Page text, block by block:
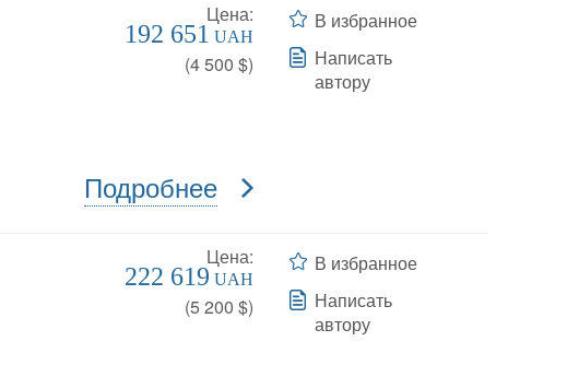
Цена:
192 651 UAH
(4 500 $)
Подробнее
В избранное
Написать
автору
Цена:
222 619 UAH
(5 200 $)
В избранное
Написать
автору